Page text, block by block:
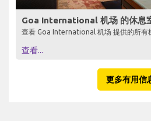
Goa International 机场 的休息
查看 Goa International 机场 提供的所有
查看...
更多有用信